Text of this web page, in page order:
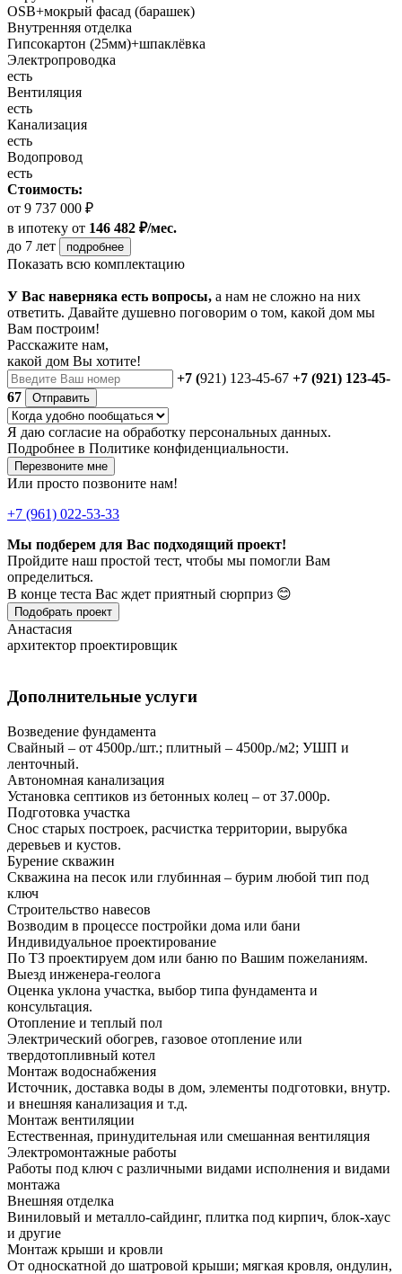
OSB+мокрый фасад (барашек)
Внутренняя отделка
Гипсокартон (25мм)+шпаклёвка
Электропроводка
есть
Вентиляция
есть
Канализация
есть
Водопровод
есть
Стоимость:
от 9 737 000 ₽
в ипотеку от 146 482 ₽/мес.
до 7 лет
подробнее
Показать всю комплектацию
У Вас наверняка есть вопросы, а нам не сложно на них
ответить. Давайте душевно поговорим о том, какой дом мы
Вам построим!
Расскажите нам,
какой дом Вы хотите!
+7 (921) 123-45-67 +7 (921) 123-45-
67
Отправить
Я даю согласие на обработку персональных данных.
Подробнее в Политике конфиденциальности.
Перезвоните мне
Или просто позвоните нам!
+7 (961) 022-53-33
Мы подберем для Вас подходящий проект!
Пройдите наш простой тест, чтобы мы помогли Вам
определиться.
В конце теста Вас ждет приятный сюрприз 😊
Подобрать проект
Анастасия
архитектор проектировщик
Дополнительные услуги
Возведение фундамента
Свайный – от 4500р./шт.; плитный – 4500р./м2; УШП и
ленточный.
Автономная канализация
Установка септиков из бетонных колец – от 37.000р.
Подготовка участка
Снос старых построек, расчистка территории, вырубка
деревьев и кустов.
Бурение скважин
Скважина на песок или глубинная – бурим любой тип под
ключ
Строительство навесов
Возводим в процессе постройки дома или бани
Индивидуальное проектирование
По ТЗ проектируем дом или баню по Вашим пожеланиям.
Выезд инженера-геолога
Оценка уклона участка, выбор типа фундамента и
консультация.
Отопление и теплый пол
Электрический обогрев, газовое отопление или
твердотопливный котел
Монтаж водоснабжения
Источник, доставка воды в дом, элементы подготовки, внутр.
и внешняя канализация и т.д.
Монтаж вентиляции
Естественная, принудительная или смешанная вентиляция
Электромонтажные работы
Работы под ключ с различными видами исполнения и видами
монтажа
Внешняя отделка
Виниловый и металло-сайдинг, плитка под кирпич, блок-хаус
и другие
Монтаж крыши и кровли
От односкатной до шатровой крыши; мягкая кровля, ондулин,